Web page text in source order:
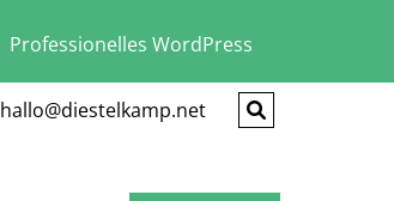
Professionelles WordPress
hallo@diestelkamp.net